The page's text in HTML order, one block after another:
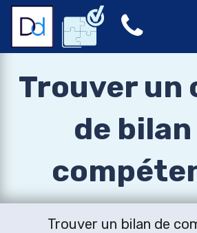
Trouver un
de bilan
Trouver un bilan de